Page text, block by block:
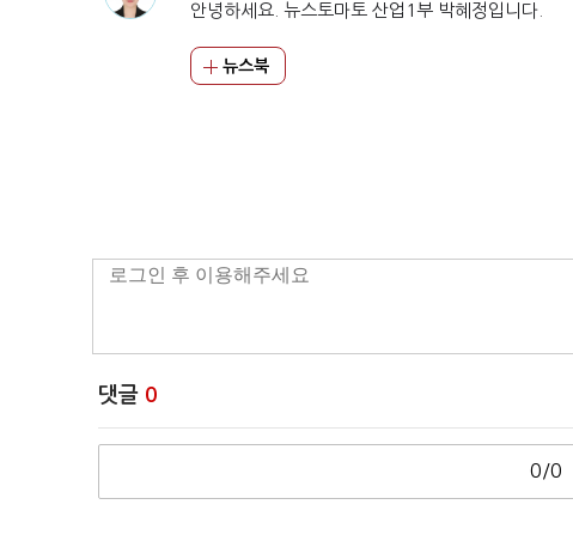
안녕하세요. 뉴스토마토 산업1부 박혜정입니다.
뉴스북
댓글 0
0/0